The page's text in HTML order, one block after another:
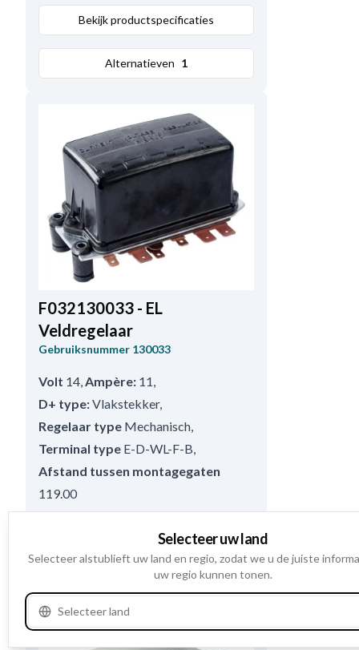
Bekijk productspecificaties
Alternatieven 1
F032130033 - EL
Veldregelaar
Gebruiksnummer 130033
Volt 14,Ampère: 11,
D+ type:Vlakstekker,
Regelaar type Mechanisch,
Terminal type E-D-WL-F-B,
Afstand tussen montagegaten
119.00
Waar te verkrijgen?
Bekijk productspecificaties
Selecteer uw land
Selecteer alstublieft uw land en regio, zodat we u de juiste
uw regio kunnen tonen.
Selecteer land